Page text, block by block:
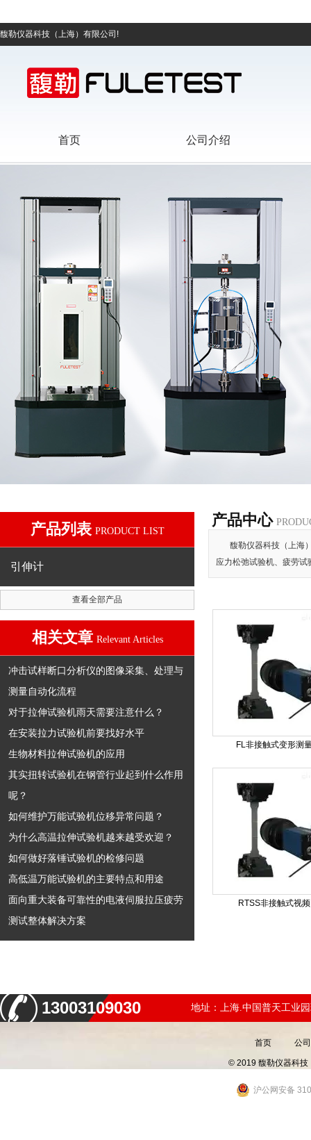
馥勒仪器科技（上海）有限公司!
首页 公司介绍
产品列表 PRODUCT LIST
引伸计
查看全部产品
相关文章 Relevant Articles
冲击试样断口分析仪的图像采集、处理与
测量自动化流程
对于拉伸试验机雨天需要注意什么？
在安装拉力试验机前要找好水平
生物材料拉伸试验机的应用
其实扭转试验机在钢管行业起到什么作用
呢？
如何维护万能试验机位移异常问题？
为什么高温拉伸试验机越来越受欢迎？
如何做好落锤试验机的检修问题
高低温万能试验机的主要特点和用途
面向重大装备可靠性的电液伺服拉压疲劳
测试整体解决方案
产品中心
馥勒仪器科技（上海
应力松弛试验机、疲劳
FL非接触式变形测
RTSS非接触式视
13003109030 地址：上海.中国普天工业
首页 公
© 2019 馥勒仪器科技
沪公网安备